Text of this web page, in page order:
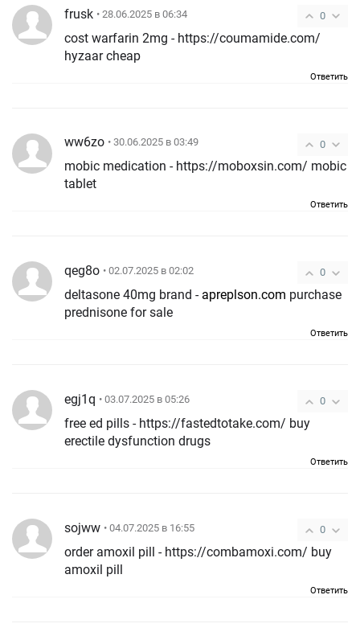
0
frusk • 28.06.2025 в 06:34
cost warfarin 2mg - https://coumamide.com/
hyzaar cheap
Ответить
0
ww6zo • 30.06.2025 в 03:49
mobic medication - https://moboxsin.com/ mobic
tablet
Ответить
0
qeg8o • 02.07.2025 в 02:02
deltasone 40mg brand - apreplson.com
prednisone for sale
Ответить
0
egj1q • 03.07.2025 в 05:26
free ed pills - https://fastedtotake.com/ buy
erectile dysfunction drugs
Ответить
0
sojww • 04.07.2025 в 16:55
order amoxil pill - https://combamoxi.com/ buy
amoxil pill
Ответить